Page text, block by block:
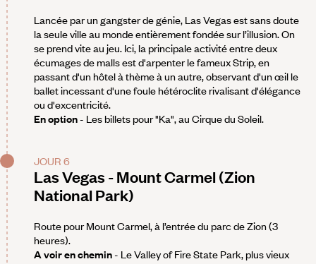
Lancée par un gangster de génie, Las Vegas est sans doute
la seule ville au monde entièrement fondée sur l’illusion. On
se prend vite au jeu. Ici, la principale activité entre deux
écumages de malls est d'arpenter le fameux Strip, en
passant d'un hôtel à thème à un autre, observant d'un œil le
ballet incessant d'une foule hétéroclite rivalisant d'élégance
ou d'excentricité.
En option- Les billets pour "Ka", au Cirque du Soleil.
JOUR 6
Las Vegas - Mount Carmel (Zion
National Park)
Route pour Mount Carmel, à l’entrée du parc de Zion (3
heures).
A voir en chemin- Le Valley of Fire State Park, plus vieux